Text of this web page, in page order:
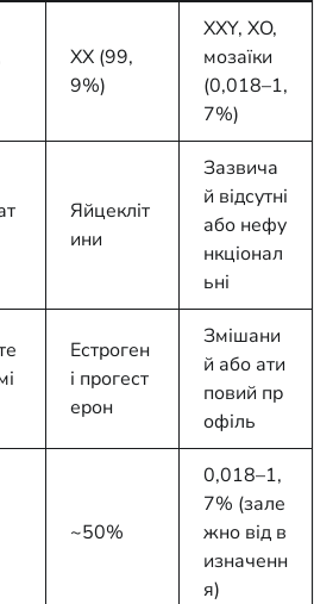
XX (99,
9%)
XXY, XO,
мозаїки
(0,018–1,
7%)
Яйцекліт
ини
Зазвича
й відсутні
або нефу
нкціонал
ьні
Естроген
і прогест
ерон
Змішани
й або ати
повий пр
офіль
~50%
0,018–1,
7% (зале
жно від в
изначенн
я)